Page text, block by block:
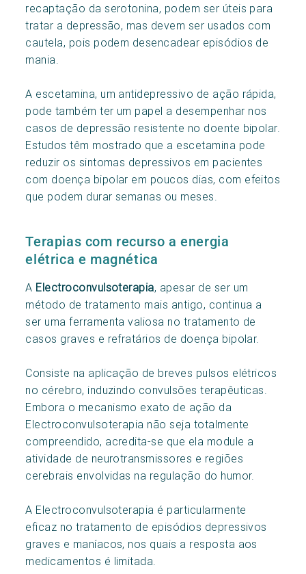
recaptação da serotonina, podem ser úteis para
tratar a depressão, mas devem ser usados com
cautela, pois podem desencadear episódios de
mania.
A escetamina, um antidepressivo de ação rápida,
pode também ter um papel a desempenhar nos
casos de depressão resistente no doente bipolar.
Estudos têm mostrado que a escetamina pode
reduzir os sintomas depressivos em pacientes
com doença bipolar em poucos dias, com efeitos
que podem durar semanas ou meses.
Terapias com recurso a energia
elétrica e magnética
A Electroconvulsoterapia, apesar de ser um
método de tratamento mais antigo, continua a
ser uma ferramenta valiosa no tratamento de
casos graves e refratários de doença bipolar.
Consiste na aplicação de breves pulsos elétricos
no cérebro, induzindo convulsões terapêuticas.
Embora o mecanismo exato de ação da
Electroconvulsoterapia não seja totalmente
compreendido, acredita-se que ela module a
atividade de neurotransmissores e regiões
cerebrais envolvidas na regulação do humor.
A Electroconvulsoterapia é particularmente
eficaz no tratamento de episódios depressivos
graves e maníacos, nos quais a resposta aos
medicamentos é limitada.